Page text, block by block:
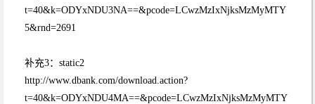
t=40&k=ODYxNDU3NA==&pcode=LCwzMzIxNjksMzMyMTY
5&rnd=2691
补充3：static2
http://www.dbank.com/download.action?
t=40&k=ODYxNDU4MA==&pcode=LCwzMzIxNjksMzMyMTY